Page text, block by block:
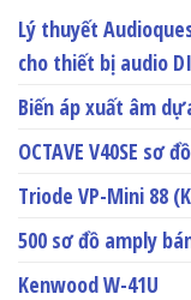
Lý thuyết
cho thiết bị audio
Biến áp xuất âm
OCTAVE V40SE sơ
Triode VP-Mini 88
500 sơ đồ amply
Kenwood W-41U